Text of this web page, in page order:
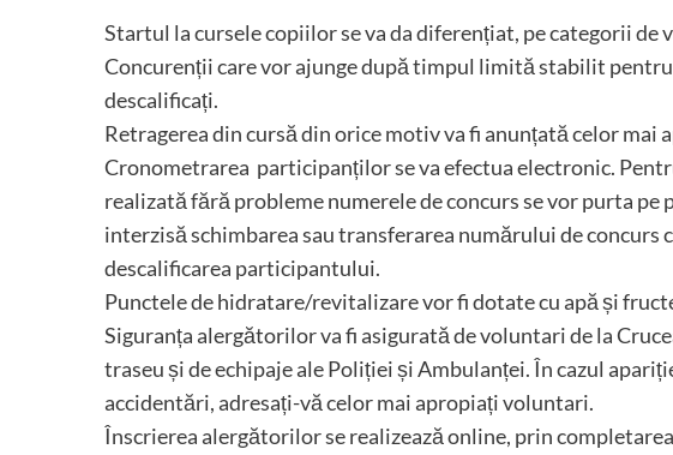
Startul la cursele copiilor se va da diferențiat, pe categorii de
Concurenții care vor ajunge după timpul limită stabilit
descalificați.
Retragerea din cursă din orice motiv va fi anunțată celor mai
Cronometrarea participanților se va efectua electronic.
realizată fără probleme numerele de concurs se vor purta
interzisă schimbarea sau transferarea numărului de concurs
descalificarea participantului.
Punctele de hidratare/revitalizare vor fi dotate cu apă și
Siguranța alergătorilor va fi asigurată de voluntari de la
traseu și de echipaje ale Poliției și Ambulanței. În cazul
accidentări, adresați-vă celor mai apropiați voluntari.
Înscrierea alergătorilor se realizează online, prin